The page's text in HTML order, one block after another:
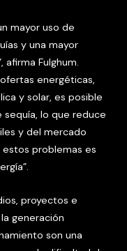
mayor uso de
y una mayor
Fulghum.
energéticas,
y solar, es posible
lo que reduce
y del mercado
estos problemas es
proyectos e
generación
son una